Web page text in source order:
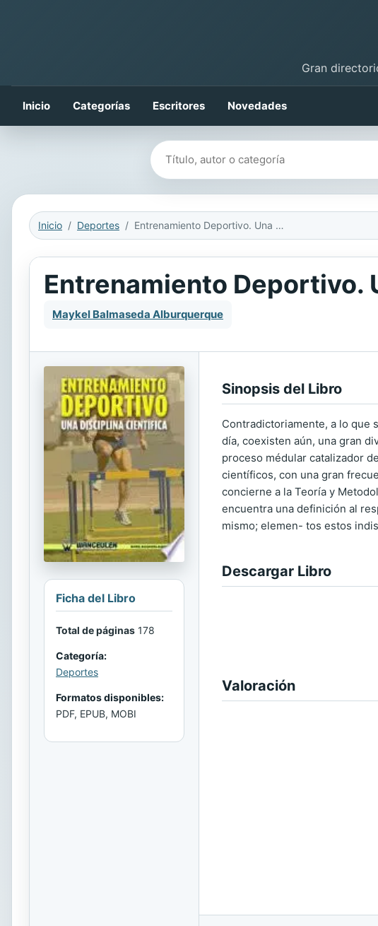
Gran
Inicio Categorías Escritores Novedades
Buscar libros
Inicio Deportes Entrenamiento Deportivo. Una disciplina científica
Entrenamiento
Maykel Balmaseda Alburquerque
Ficha del Libro
Total de páginas 178
Categoría:
Deportes
Formatos disponibles:
PDF, EPUB, MOBI
Sinopsis del Libro
Contradictoriamente, a lo que
día, coexisten aún, una gran
proceso médular catalizador
científicos, con una gran
concierne a la Teoría y
encuentra una definición al
mismo; elemen- tos estos
Descargar Libro
Valoración